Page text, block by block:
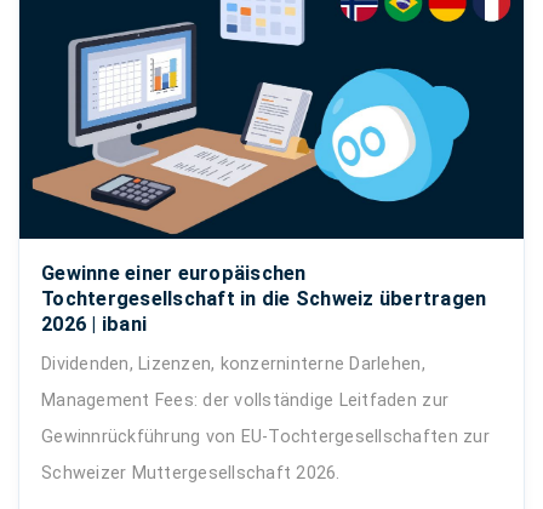
Gewinne einer europäischen
Tochtergesellschaft in die Schweiz übertragen
2026 | ibani
Dividenden, Lizenzen, konzerninterne Darlehen,
Management Fees: der vollständige Leitfaden zur
Gewinnrückführung von EU-Tochtergesellschaften zur
Schweizer Muttergesellschaft 2026.